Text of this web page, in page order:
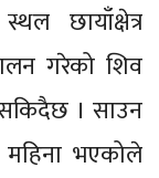
छायाँक्षेत्र
गरेको शिव
। साउन
भएकोले